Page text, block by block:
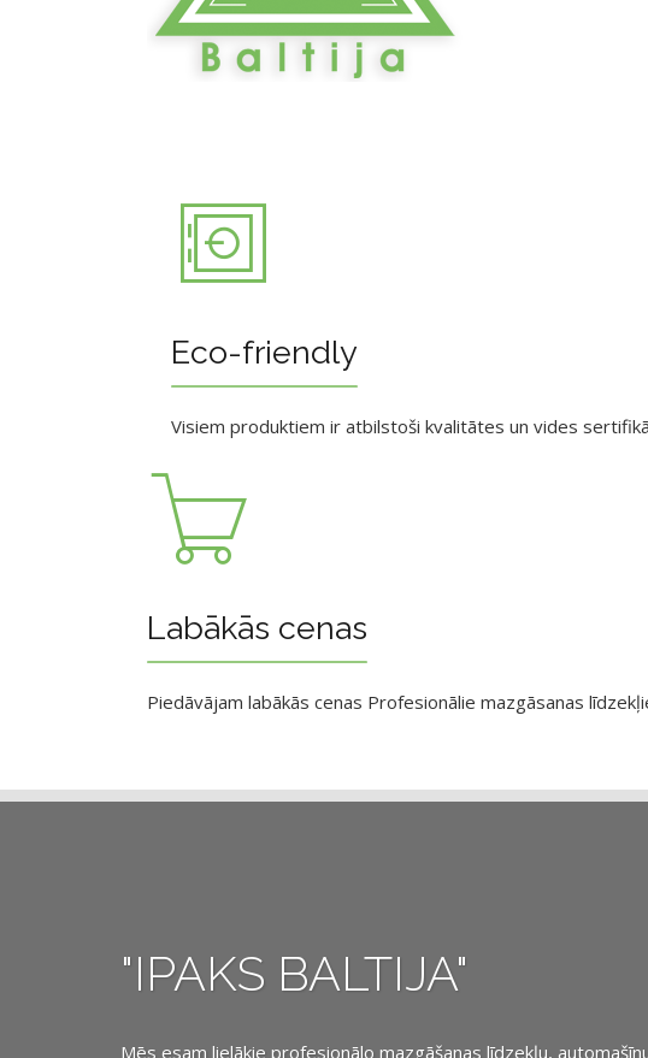
Eco-friendly
Visiem produktiem ir atbilstoši kvalitātes un vides
Labākās cenas
Piedāvājam labākās cenas Profesionālie mazgāsanas
"IPAKS BALTIJA"
Mēs esam lielākie profesionālo mazgāšanas līdzekļu,